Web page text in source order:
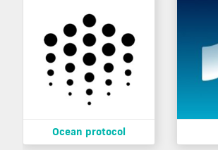
Ocean protocol